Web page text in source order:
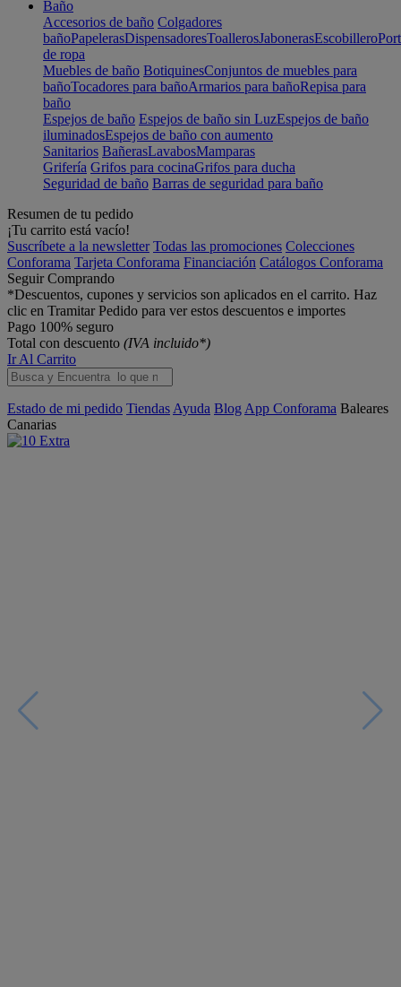
Baño
Accesorios de baño Colgadores
bañoPapelerasDispensadoresToallerosJabonerasEscobillero
de ropa
Muebles de baño BotiquinesConjuntos de muebles para
bañoTocadores para bañoArmarios para bañoRepisa para
baño
Espejos de baño Espejos de baño sin LuzEspejos de baño
iluminadosEspejos de baño con aumento
Sanitarios BañerasLavabosMamparas
Grifería Grifos para cocinaGrifos para ducha
Seguridad de baño Barras de seguridad para baño
Resumen de tu pedido
¡Tu carrito está vacío!
Suscríbete a la newsletter Todas las promociones Colecciones
Conforama Tarjeta Conforama Financiación Catálogos Conforama
Seguir Comprando
*Descuentos, cupones y servicios son aplicados en el carrito. Haz
clic en Tramitar Pedido para ver estos descuentos e importes
Pago 100% seguro
Total con descuento (IVA incluido*)
Ir Al Carrito
Estado de mi pedido Tiendas Ayuda Blog App Conforama Baleares
Canarias